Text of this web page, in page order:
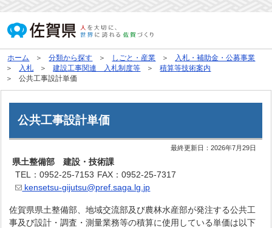
ホーム 分類から探す しごと・産業
入札・補助金・公募事業
入札
建設工事関連 入札制度等
積算等技術案内
公共工事設計単価
公共工事設計単価
最終更新日：2026年7月29日
県土整備部 建設・技術課
TEL：0952-25-7153 FAX：0952-25-7317
kensetsu-gijutsu@pref.saga.lg.jp
佐賀県県土整備部、地域交流部及び農林水産部が発注する公共工
事及び設計・調査・測量業務等の積算に使用している単価は以下